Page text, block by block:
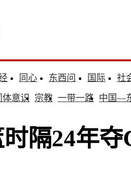
同心 东西问 国际
社
意识 宗教 一带一路 中国—
隔24年